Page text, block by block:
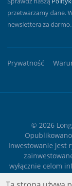
przetwarzamy dane.
newslettera za darmo.
Prywatność
© 2026
Inwestowanie jest
wyłącznie celom
żadnego